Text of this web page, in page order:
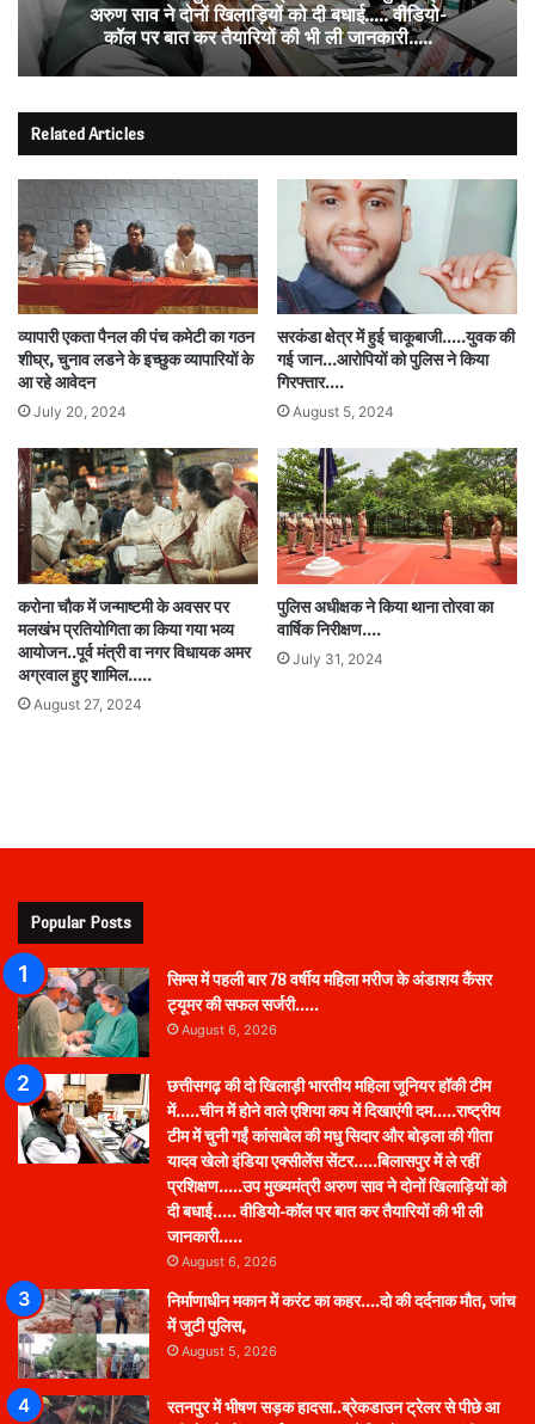
Related Articles
व्यापारी एकता पैनल की पंच कमेटी का गठन
शीघ्र, चुनाव लडने के इच्छुक व्यापारियों के
आ रहे आवेदन
July 20, 2024
सरकंडा क्षेत्र में हुई चाकूबाजी…..युवक की
गई जान…आरोपियों को पुलिस ने किया
गिरफ्तार….
August 5, 2024
करोना चौक में जन्माष्टमी के अवसर पर
मलखंभ प्रतियोगिता का किया गया भव्य
आयोजन..पूर्व मंत्री वा नगर विधायक अमर
अग्रवाल हुए शामिल…..
August 27, 2024
पुलिस अधीक्षक ने किया थाना तोरवा का
वार्षिक निरीक्षण….
July 31, 2024
Popular Posts
सिम्स में पहली बार 78 वर्षीय महिला मरीज के अंडाशय कैंसर
ट्यूमर की सफल सर्जरी…..
August 6, 2026
छत्तीसगढ़ की दो खिलाड़ी भारतीय महिला जूनियर हॉकी टीम
में…..चीन में होने वाले एशिया कप में दिखाएंगी दम…..राष्ट्रीय
टीम में चुनी गईं कांसाबेल की मधु सिदार और बोड़ला की गीता
यादव खेलो इंडिया एक्सीलेंस सेंटर…..बिलासपुर में ले रहीं
प्रशिक्षण…..उप मुख्यमंत्री अरुण साव ने दोनों खिलाड़ियों को
दी बधाई….. वीडियो-कॉल पर बात कर तैयारियों की भी ली
जानकारी…..
August 6, 2026
निर्माणाधीन मकान में करंट का कहर….दो की दर्दनाक मौत, जांच
में जुटी पुलिस,
August 5, 2026
रतनपुर में भीषण सड़क हादसा..ब्रेकडाउन ट्रेलर से पीछे आ